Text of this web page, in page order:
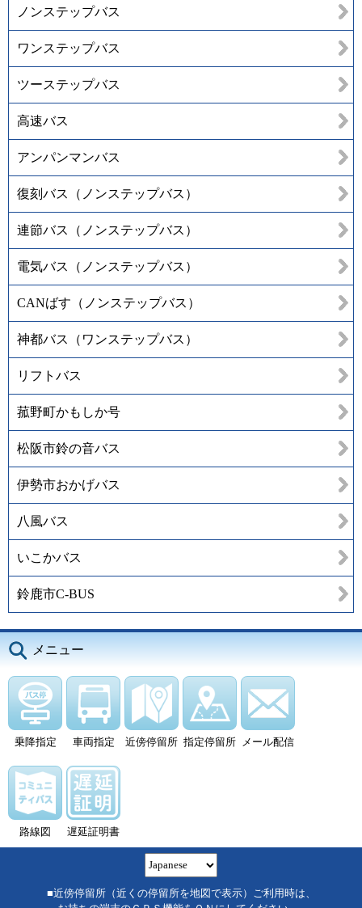
ノンステップバス
ワンステップバス
ツーステップバス
高速バス
アンパンマンバス
復刻バス（ノンステップバス）
連節バス（ノンステップバス）
電気バス（ノンステップバス）
CANばす（ノンステップバス）
神都バス（ワンステップバス）
リフトバス
菰野町かもしか号
松阪市鈴の音バス
伊勢市おかげバス
八風バス
いこかバス
鈴鹿市C-BUS
メニュー
乗降指定 車両指定 近傍停留所 指定停留所 メール配信
路線図 遅延証明書
■近傍停留所（近くの停留所を地図で表示）ご利用時は、